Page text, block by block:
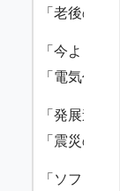
「老後の
「今より
「電気代を
「発展途
「震災の
「ソフト